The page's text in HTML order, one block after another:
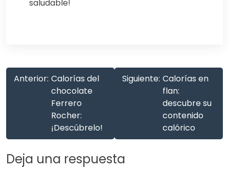
saludable!
Anterior: Calorías del
chocolate
Ferrero
Rocher:
¡Descúbrelo!
Siguiente: Calorías en
flan:
descubre su
contenido
calórico
Deja una respuesta